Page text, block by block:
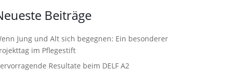
Beiträge
Jung und Alt sich begegnen: Ein besonderer
im Pflegestift
Resultate beim DELF A2